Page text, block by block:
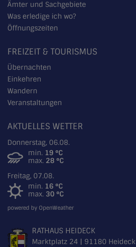
Ämter und Sachgebiete
Was erledige ich wo?
Öffnungszeiten
FREIZEIT & TOURISMUS
Übernachten
Einkehren
Wandern
Veranstaltungen
AKTUELLES WETTER
Donnerstag, 06.08.
min. 19 °C
max. 28 °C
Freitag, 07.08.
min. 16 °C
max. 30 °C
powered by OpenWeather
RATHAUS HEIDECK
Marktplatz 24 | 91180 Heideck